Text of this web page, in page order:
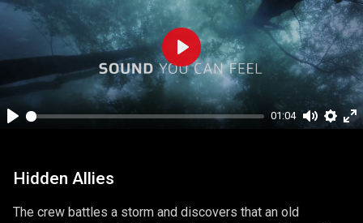
01:04
Play
Hidden Allies
The crew battles a storm and discovers that an old